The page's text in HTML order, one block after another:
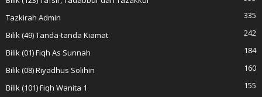
Tazkirah Admin
335
Bilik (49) Tanda-tanda Kiamat
242
Bilik (01) Fiqh As Sunnah
184
Bilik (08) Riyadhus Solihin
160
Bilik (101) Fiqh Wanita 1
155